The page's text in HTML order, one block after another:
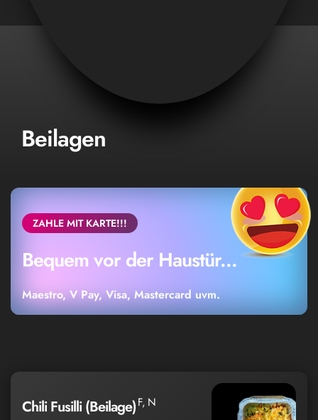
Beilagen
ZAHLE MIT KARTE!!!
Bequem vor der Haustür...
Maestro, V Pay, Visa, Mastercard uvm.
Chili Fusilli (Beilage)F, N